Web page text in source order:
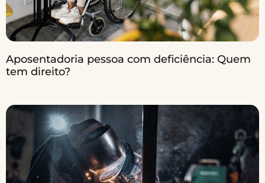
Aposentadoria pessoa com deficiência: Quem
tem direito?